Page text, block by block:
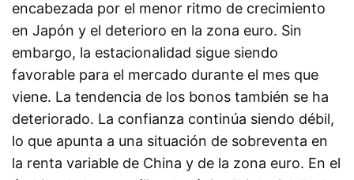
encabezada por el menor ritmo de crecimiento
en Japón y el deterioro en la zona euro. Sin
embargo, la estacionalidad sigue siendo
favorable para el mercado durante el mes que
viene. La tendencia de los bonos también se ha
deteriorado. La confianza continúa siendo débil,
lo que apunta a una situación de sobreventa en
la renta variable de China y de la zona euro. En el